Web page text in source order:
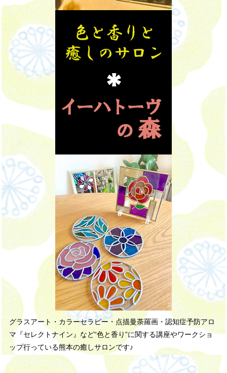
グラスアート・カラーセラピー・点描曼荼羅画・認知症予防アロ
マ『セレクトナイン』など“色と香り”に関する講座やワークショ
ップ行っている熊本の癒しサロンです♪